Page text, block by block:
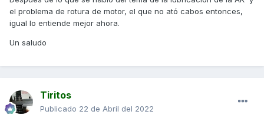
Si miráis el vídeo, podréis comprobar cómo se obstruye un
tamiz (en este caso del motor de un camión) y os podréis
(y filtro cuando toque)
Seguro que
Salu2
el problema de rotura de motor, el que no ató cabos entonces,
igual lo entiende mejor ahora.
Un saludo
Tiritos
Publicado 22 de Abril del 2022